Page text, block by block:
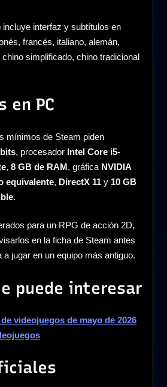
incluye interfaz y subtítulos en
francés, italiano, alemán,
simplificado, chino tradicional
en PC
mínimos de Steam piden
, procesador Intel Core i5-
, 8 GB de RAM, gráfica NVIDIA
equivalente, DirectX 11 y 10 GB
.
para un RPG de acción 2D,
en la ficha de Steam antes
jugar en un equipo más antiguo.
puede interesar
videojuegos de mayo de 2026